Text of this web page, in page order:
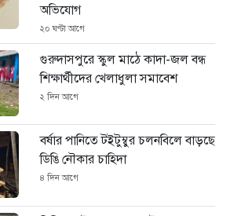
অভিযোগ
২০ ঘণ্টা আগে
গুরুদাসপুরে স্কুল মাঠে কাদা-জল বন্ধ
শিক্ষার্থীদের খেলাধুলা সমাবেশ
২ দিন আগে
বর্ষার পানিতে টইটুম্বুর চলনবিলে বাড়ছে
ডিঙি নৌকার চাহিদা
৪ দিন আগে